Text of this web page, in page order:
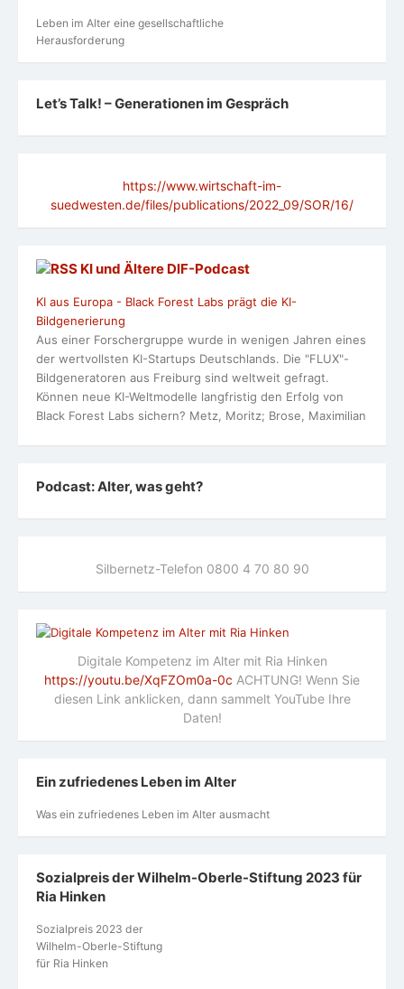
Leben im Alter eine gesellschaftliche
Herausforderung
Let’s Talk! – Generationen im Gespräch
https://www.wirtschaft-im-
suedwesten.de/files/publications/2022_09/SOR/16/
KI und Ältere DlF-Podcast
KI aus Europa - Black Forest Labs prägt die KI-
Bildgenerierung
Aus einer Forschergruppe wurde in wenigen Jahren eines
der wertvollsten KI-Startups Deutschlands. Die "FLUX"-
Bildgeneratoren aus Freiburg sind weltweit gefragt.
Können neue KI-Weltmodelle langfristig den Erfolg von
Black Forest Labs sichern? Metz, Moritz; Brose, Maximilian
Podcast: Alter, was geht?
Silbernetz-Telefon 0800 4 70 80 90
Digitale Kompetenz im Alter mit Ria Hinken
https://youtu.be/XqFZOm0a-0c ACHTUNG! Wenn Sie
diesen Link anklicken, dann sammelt YouTube Ihre
Daten!
Ein zufriedenes Leben im Alter
Was ein zufriedenes Leben im Alter ausmacht
Sozialpreis der Wilhelm-Oberle-Stiftung 2023 für
Ria Hinken
Sozialpreis 2023 der
Wilhelm-Oberle-Stiftung
für Ria Hinken